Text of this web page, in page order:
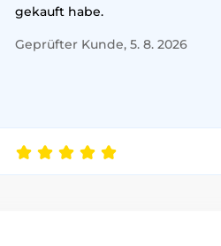
gekauft habe.
Geprüfter Kunde, 5. 8. 2026